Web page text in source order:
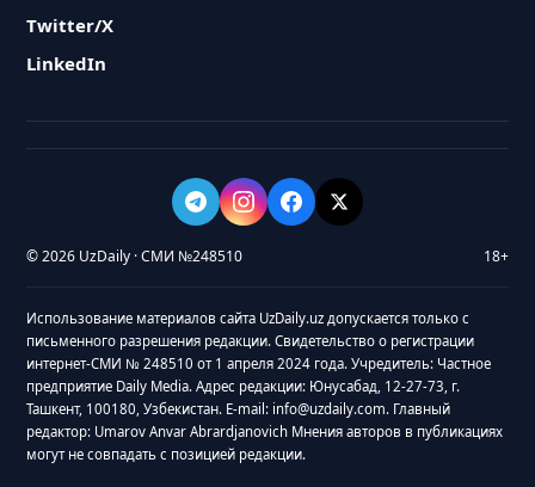
Twitter/X
LinkedIn
© 2026 UzDaily · СМИ №248510 18+
Использование материалов сайта UzDaily.uz допускается только с
письменного разрешения редакции. Свидетельство о регистрации
интернет-СМИ № 248510 от 1 апреля 2024 года. Учредитель: Частное
предприятие Daily Media. Адрес редакции: Юнусабад, 12-27-73, г.
Ташкент, 100180, Узбекистан. E-mail: info@uzdaily.com. Главный
редактор: Umarov Anvar Abrardjanovich Мнения авторов в публикациях
могут не совпадать с позицией редакции.